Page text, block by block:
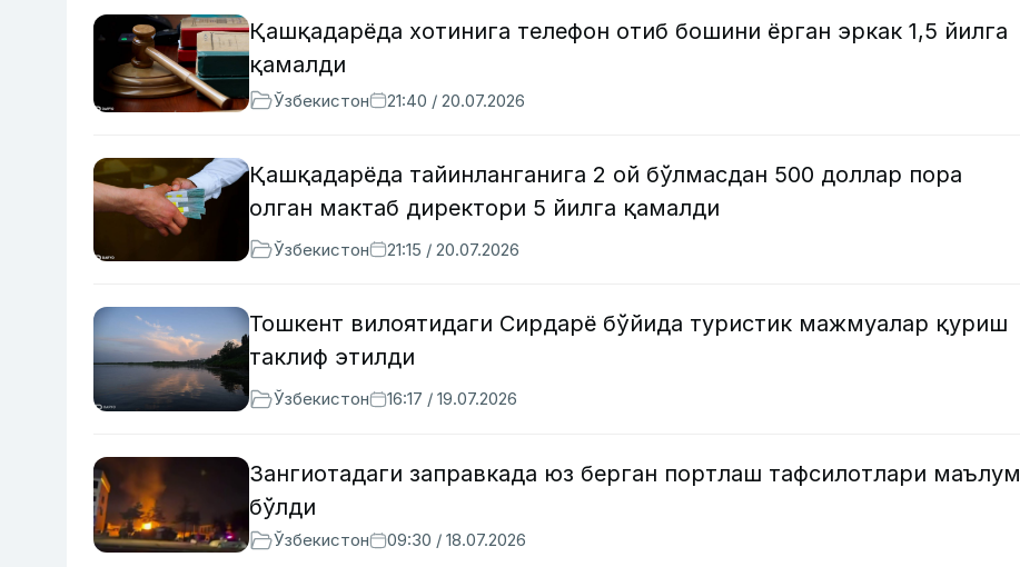
Қашқадарёда хотинига телефон отиб бошини ёрган эркак 1,5 йилга
қамалди
Ўзбекистон 21:40 / 20.07.2026
Қашқадарёда тайинланганига 2 ой бўлмасдан 500 доллар пора
олган мактаб директори 5 йилга қамалди
Ўзбекистон 21:15 / 20.07.2026
Тошкент вилоятидаги Сирдарё бўйида туристик мажмуалар қуриш
таклиф этилди
Ўзбекистон 16:17 / 19.07.2026
Зангиотадаги заправкада юз берган портлаш тафсилотлари маълум
бўлди
Ўзбекистон 09:30 / 18.07.2026